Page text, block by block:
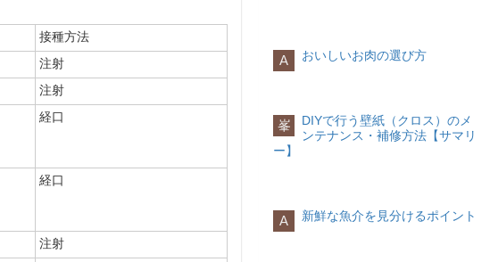
接種方法
注射
注射
経口
経口
注射
A おいしいお肉の選び方
峯
DIYで行う壁紙（クロス）のメ
ンテナンス・補修方法【サマリ
ー】
A 新鮮な魚介を見分けるポイント